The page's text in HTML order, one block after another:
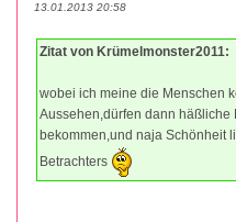
13.01.2013 20:58
Zitat von Krümelmonster2011:
wobei ich meine die Menschen
Aussehen,dürfen dann häßliche
bekommen,und naja Schönheit
Betrachters